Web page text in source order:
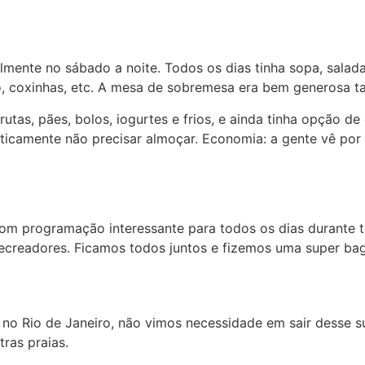
no sábado a noite. Todos os dias tinha sopa,
etc. A mesa de sobremesa era bem generosa
pães, bolos, iogurtes e frios, e ainda tinha opção
não precisar almoçar. Economia: a gente vê por
programação interessante para todos os dias
Ficamos todos juntos e fizemos uma super
Rio de Janeiro, não vimos necessidade em sair desse
praias.